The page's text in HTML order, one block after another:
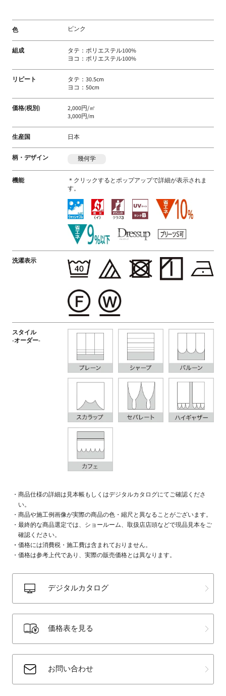
リ
ッ
ク
メ
ー
カ
ー
色 ピンク
組成
タテ：ポリエステル100%
ヨコ：ポリエステル100%
リピート
タテ：30.5cm
ヨコ：50cm
価格(税別)
2,000円/㎡
3,000円/m
生産国 日本
柄・デザイン 幾何学
機能
＊クリックするとポップアップで詳細が表示されま
す。
洗濯表示
スタイル
-オーダー-
商品仕様の詳細は見本帳もしくはデジタルカタログにてご確認くださ
い。
商品や施工例画像が実際の商品の色・縮尺と異なることがございます。
最終的な商品選定では、ショールーム、取扱店店頭などで現品見本をご
確認ください。
価格には消費税・施工費は含まれておりません。
価格は参考上代であり、実際の販売価格とは異なります。
デジタルカタログ
価格表を見る
お問い合わせ